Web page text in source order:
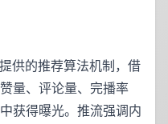
供的推荐算法机制，借
量、评论量、完播率
获得曝光。推流强调内